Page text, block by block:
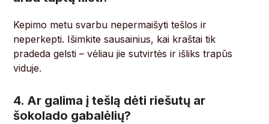
Kepimo metu svarbu nepermaišyti tešlos ir
neperkepti. Išimkite sausainius, kai kraštai tik
pradeda gelsti – vėliau jie sutvirtės ir išliks trapūs
viduje.
4. Ar galima į tešlą dėti riešutų ar
šokolado gabalėlių?